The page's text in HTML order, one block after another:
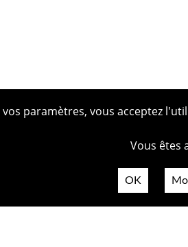
paramètres, vous acceptez
Vous êtes
OK